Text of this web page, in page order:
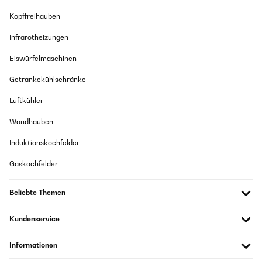
Kopffreihauben
Infrarotheizungen
Eiswürfelmaschinen
Getränkekühlschränke
Luftkühler
Wandhauben
Induktionskochfelder
Gaskochfelder
Beliebte Themen
Kundenservice
Informationen